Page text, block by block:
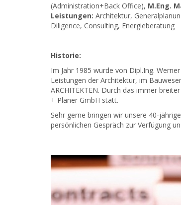
(Administration+Back Office), M.Eng.
Leistungen: Architektur,
Diligence, Consulting, Energieberatung
Historie:
Im Jahr 1985 wurde von Dipl.Ing.
Leistungen der Architektur, im
ARCHITEKTEN. Durch das immer
+ Planer GmbH statt.
Sehr gerne bringen wir unsere 40-
persönlichen Gespräch zur Verfügung